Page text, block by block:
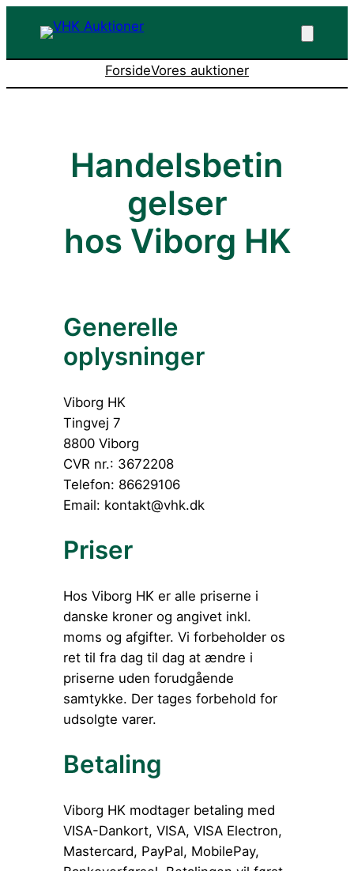
indhold
ForsideVores auktioner
Handelsbetin
gelser
hos Viborg HK
Generelle
oplysninger
Viborg HK
Tingvej 7
8800 Viborg
CVR nr.: 3672208
Telefon: 86629106
Email: kontakt@vhk.dk
Priser
Hos Viborg HK er alle priserne i
danske kroner og angivet inkl.
moms og afgifter. Vi forbeholder os
ret til fra dag til dag at ændre i
priserne uden forudgående
samtykke. Der tages forbehold for
udsolgte varer.
Betaling
Viborg HK modtager betaling med
VISA-Dankort, VISA, VISA Electron,
Mastercard, PayPal, MobilePay,